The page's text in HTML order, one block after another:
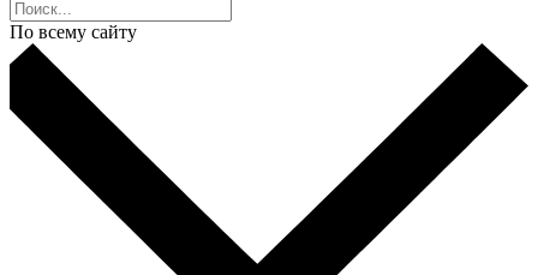
По всему сайту